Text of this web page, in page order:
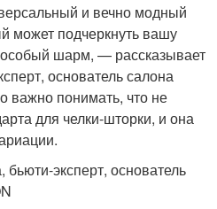
и вечно модный
может подчеркнуть вашу
особый шарм, — рассказывает
основатель салона
важно понимать, что не
для челки-шторки, и она
эксперт, основатель